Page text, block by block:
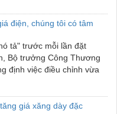
điện, chúng tôi có tâm
tả" trước mỗi lần đặt
Bộ trưởng Công Thương
định việc điều chỉnh vừa
giá xăng dày đặc